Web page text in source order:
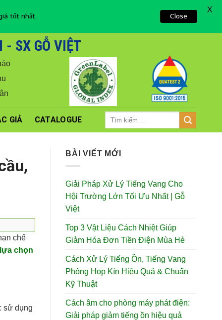
- SX GỖ VIỆT
GIẢ CATALOGUE
chế
chọn
sử dụng
BÀI VIẾT MỚI
Giải Pháp Xử Lý Tiếng Vang Cho
Hội Trường Lớn Tối Ưu Nhất | Gỗ
Việt
Top 3 Vật Liệu Cách Nhiệt Giúp
Giảm Hóa Đơn Tiền Điện Mùa Hè
Cách Xử Lý Tiếng Ồn, Tiếng Vang
Phòng Họp Kín Hiệu Quả & Chuẩn
Kỹ Thuật
Cách âm cho phòng máy phát điện:
Giải pháp giảm tiếng ồn hiệu quả
tốt nhất. Close
X